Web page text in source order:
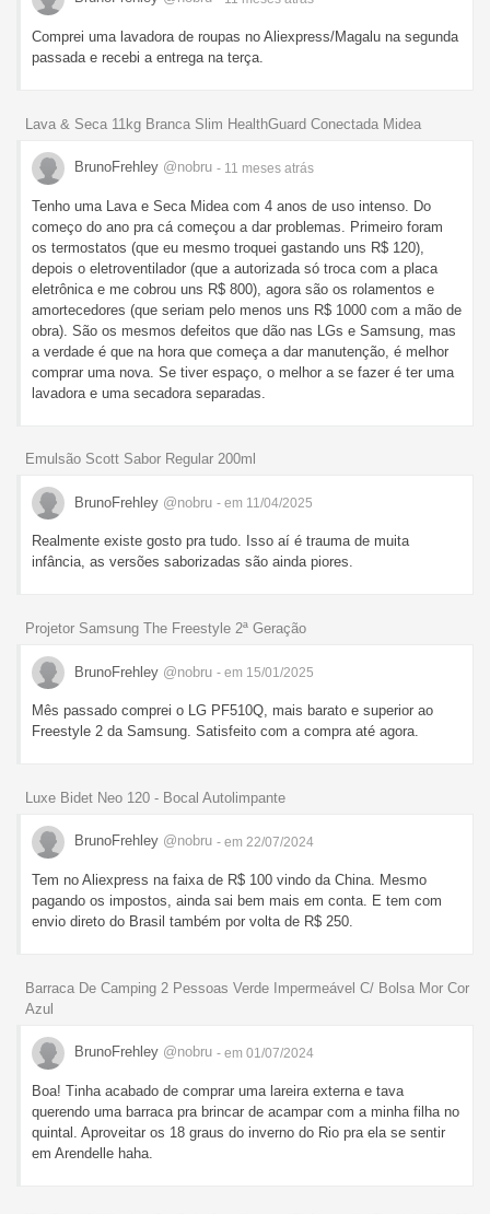
Comprei uma lavadora de roupas no Aliexpress/Magalu na segunda
passada e recebi a entrega na terça.
Lava & Seca 11kg Branca Slim HealthGuard Conectada Midea
BrunoFrehley @nobru - 11 meses atrás
Tenho uma Lava e Seca Midea com 4 anos de uso intenso. Do
começo do ano pra cá começou a dar problemas. Primeiro foram
os termostatos (que eu mesmo troquei gastando uns R$ 120),
depois o eletroventilador (que a autorizada só troca com a placa
eletrônica e me cobrou uns R$ 800), agora são os rolamentos e
amortecedores (que seriam pelo menos uns R$ 1000 com a mão de
obra). São os mesmos defeitos que dão nas LGs e Samsung, mas
a verdade é que na hora que começa a dar manutenção, é melhor
comprar uma nova. Se tiver espaço, o melhor a se fazer é ter uma
lavadora e uma secadora separadas.
Emulsão Scott Sabor Regular 200ml
BrunoFrehley @nobru - em 11/04/2025
Realmente existe gosto pra tudo. Isso aí é trauma de muita
infância, as versões saborizadas são ainda piores.
Projetor Samsung The Freestyle 2ª Geração
BrunoFrehley @nobru - em 15/01/2025
Mês passado comprei o LG PF510Q, mais barato e superior ao
Freestyle 2 da Samsung. Satisfeito com a compra até agora.
Luxe Bidet Neo 120 - Bocal Autolimpante
BrunoFrehley @nobru - em 22/07/2024
Tem no Aliexpress na faixa de R$ 100 vindo da China. Mesmo
pagando os impostos, ainda sai bem mais em conta. E tem com
envio direto do Brasil também por volta de R$ 250.
Barraca De Camping 2 Pessoas Verde Impermeável C/ Bolsa Mor Cor
Azul
BrunoFrehley @nobru - em 01/07/2024
Boa! Tinha acabado de comprar uma lareira externa e tava
querendo uma barraca pra brincar de acampar com a minha filha no
quintal. Aproveitar os 18 graus do inverno do Rio pra ela se sentir
em Arendelle haha.